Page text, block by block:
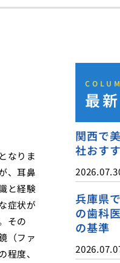
なりま
、耳鼻
と経験
症状が
その
（ファ
度、
最
関西で
社おす
兵庫県
の歯科
の基準